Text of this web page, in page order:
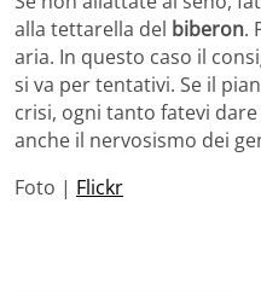
alla tettarella del biberon.
aria. In questo caso il
si va per tentativi. Se il
crisi, ogni tanto fatevi
anche il nervosismo dei
Foto | Flickr